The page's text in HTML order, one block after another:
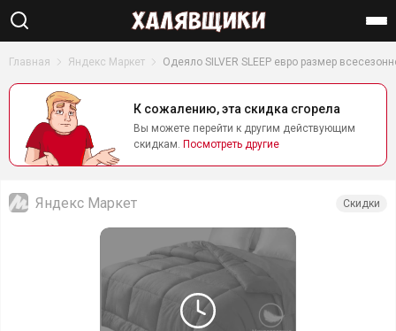
Найти
Главная Яндекс Маркет Одеяло SILVER SLEEP евро размер
К сожалению, эта скидка сгорела
Вы можете перейти к другим действующим
скидкам. Посмотреть другие
Яндекс Маркет Скидки